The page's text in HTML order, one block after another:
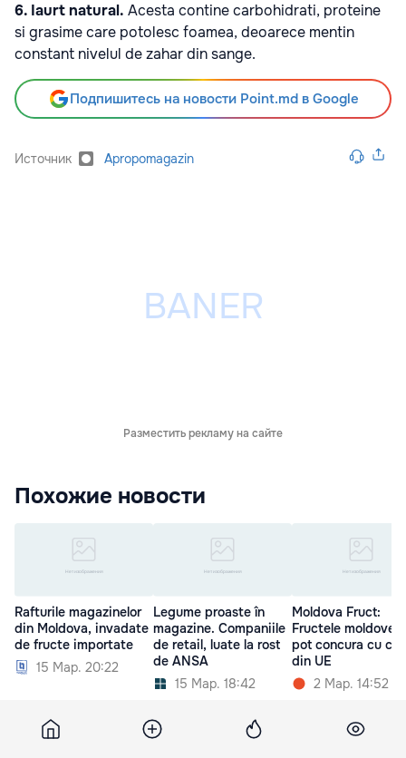
6. Iaurt natural. Acesta contine carbohidrati, proteine
si grasime care potolesc foamea, deoarece mentin
constant nivelul de zahar din sange.
Подпишитесь на новости Point.md в Google
Источник Apropomagazin
Разместить рекламу на сайте
Похожие новости
Rafturile magazinelor
din Moldova, invadate
de fructe importate
15 Мар. 20:22
Legume proaste în
magazine. Companiile
de retail, luate la rost
de ANSA
15 Мар. 18:42
Moldova Fruct:
Fructele
pot concura cu
din UE
2 Мар. 14:52